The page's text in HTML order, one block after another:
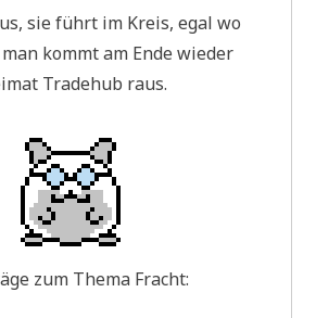
sie führt im Kreis, egal wo
kommt am Ende wieder
Tradehub raus.
zum Thema Fracht: